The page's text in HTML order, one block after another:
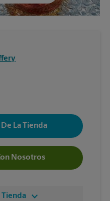
La Tienda
Nosotros
Tienda